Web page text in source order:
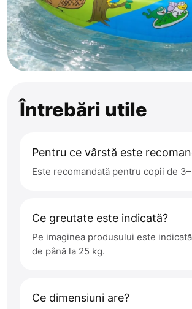
Întrebări utile
Pentru ce vârstă este
Este recomandată pentru copii de
Ce greutate este indicată?
Pe imaginea produsului este
de până la 25 kg.
Ce dimensiuni are?